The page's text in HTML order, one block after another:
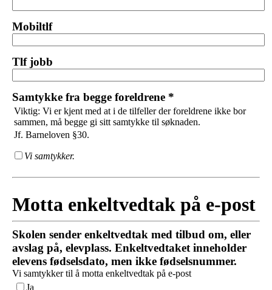
Mobiltlf
Tlf jobb
Samtykke fra begge foreldrene *
Viktig: Vi er kjent med at i de tilfeller der foreldrene ikke bor
sammen, må begge gi sitt samtykke til søknaden.
Jf. Barneloven §30.
Vi samtykker.
Motta enkeltvedtak på e-post
Skolen sender enkeltvedtak med tilbud om, eller
avslag på, elevplass. Enkeltvedtaket inneholder
elevens fødselsdato, men ikke fødselsnummer.
Vi samtykker til å motta enkeltvedtak på e-post
Ja